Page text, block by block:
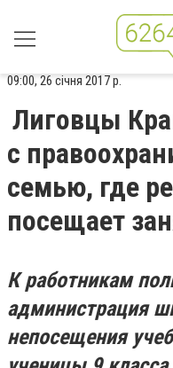
09:00, 26 січня 2017 р.
Лиговцы
с
семью, где
посещает
К работникам
администрация
непосещения